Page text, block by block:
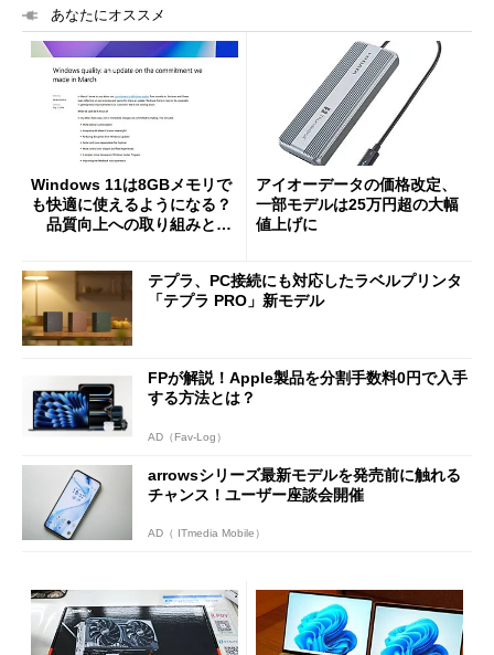
あなたにオススメ
Windows 11は8GBメモリで
も快適に使えるようになる？
品質向上への取り組みと
アイオーデータの価格改定、
一部モデルは25万円超の大幅
値上げに
テプラ、PC接続にも対応したラベルプリンタ
「テプラ PRO」新モデル
FPが解説！Apple製品を分割手数料0円で入手
する方法とは？
AD（Fav-Log）
arrowsシリーズ最新モデルを発売前に触れる
チャンス！ユーザー座談会開催
AD（ ITmedia Mobile）